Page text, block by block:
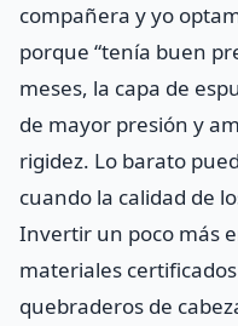
compañera y yo
porque “tenía buen
meses, la capa de
de mayor presión y
rigidez. Lo barato
cuando la calidad de
Invertir un poco más
materiales
quebraderos de